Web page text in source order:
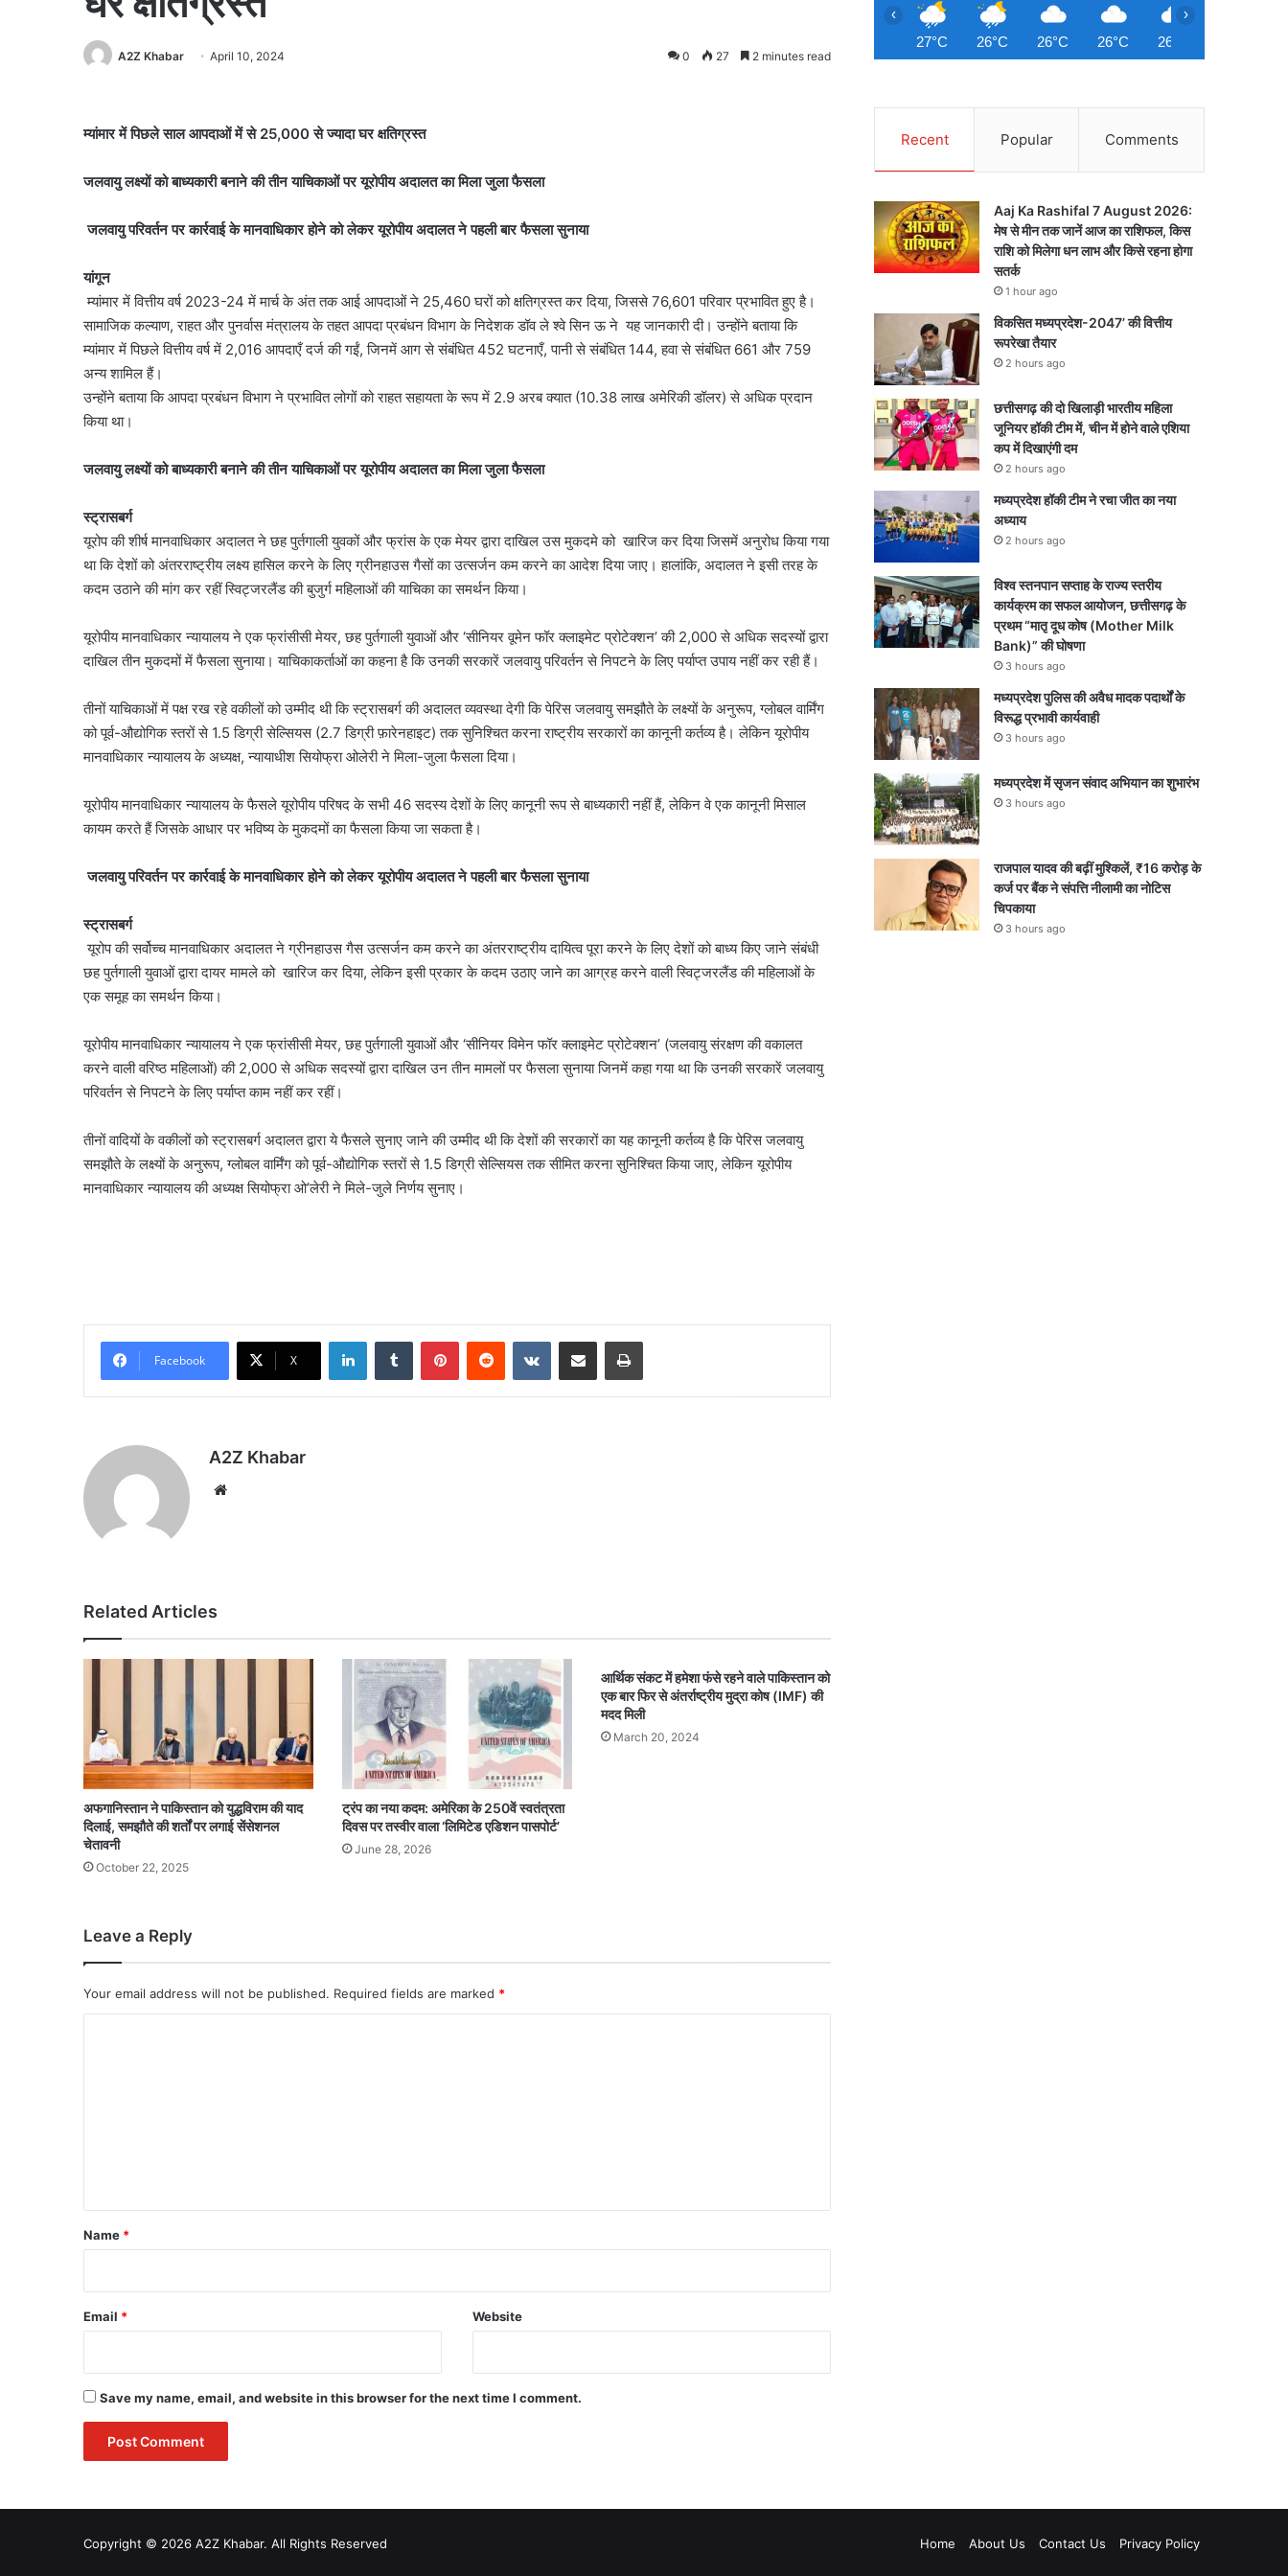
A2Z Khabar April 10, 2024 0 27 2 minutes read
म्यांमार में पिछले साल आपदाओं में से 25,000 से ज्यादा घर क्षतिग्रस्त
जलवायु लक्ष्यों को बाध्यकारी बनाने की तीन याचिकाओं पर यूरोपीय अदालत का मिला जुला फैसला
जलवायु परिवर्तन पर कार्रवाई के मानवाधिकार होने को लेकर यूरोपीय अदालत ने पहली बार फैसला सुनाया
यांगून
म्यांमार में वित्तीय वर्ष 2023-24 में मार्च के अंत तक आई आपदाओं ने 25,460 घरों को क्षतिग्रस्त कर दिया, जिससे 76,601 परिवार प्रभावित हुए है।
सामाजिक कल्याण, राहत और पुनर्वास मंत्रालय के तहत आपदा प्रबंधन विभाग के निदेशक डॉव ले श्वे सिन ऊ ने यह जानकारी दी। उन्होंने बताया कि
म्यांमार में पिछले वित्तीय वर्ष में 2,016 आपदाएँ दर्ज की गईं, जिनमें आग से संबंधित 452 घटनाएँ, पानी से संबंधित 144, हवा से संबंधित 661 और 759
अन्य शामिल हैं।
उन्होंने बताया कि आपदा प्रबंधन विभाग ने प्रभावित लोगों को राहत सहायता के रूप में 2.9 अरब क्यात (10.38 लाख अमेरिकी डॉलर) से अधिक प्रदान
किया था।
जलवायु लक्ष्यों को बाध्यकारी बनाने की तीन याचिकाओं पर यूरोपीय अदालत का मिला जुला फैसला
स्ट्रासबर्ग
यूरोप की शीर्ष मानवाधिकार अदालत ने छह पुर्तगाली युवकों और फ्रांस के एक मेयर द्वारा दाखिल उस मुकदमे को खारिज कर दिया जिसमें अनुरोध किया गया
था कि देशों को अंतरराष्ट्रीय लक्ष्य हासिल करने के लिए ग्रीनहाउस गैसों का उत्सर्जन कम करने का आदेश दिया जाए। हालांकि, अदालत ने इसी तरह के
कदम उठाने की मांग कर रहीं स्विट्जरलैंड की बुजुर्ग महिलाओं की याचिका का समर्थन किया।
यूरोपीय मानवाधिकार न्यायालय ने एक फ्रांसीसी मेयर, छह पुर्तगाली युवाओं और ‘सीनियर वूमेन फॉर क्लाइमेट प्रोटेक्शन’ की 2,000 से अधिक सदस्यों द्वारा
दाखिल तीन मुकदमों में फैसला सुनाया। याचिकाकर्ताओं का कहना है कि उनकी सरकारें जलवायु परिवर्तन से निपटने के लिए पर्याप्त उपाय नहीं कर रही हैं।
तीनों याचिकाओं में पक्ष रख रहे वकीलों को उम्मीद थी कि स्ट्रासबर्ग की अदालत व्यवस्था देगी कि पेरिस जलवायु समझौते के लक्ष्यों के अनुरूप, ग्लोबल वार्मिंग
को पूर्व-औद्योगिक स्तरों से 1.5 डिग्री सेल्सियस (2.7 डिग्री फ़ारेनहाइट) तक सुनिश्चित करना राष्ट्रीय सरकारों का कानूनी कर्तव्य है। लेकिन यूरोपीय
मानवाधिकार न्यायालय के अध्यक्ष, न्यायाधीश सियोफ्रा ओलेरी ने मिला-जुला फैसला दिया।
यूरोपीय मानवाधिकार न्यायालय के फैसले यूरोपीय परिषद के सभी 46 सदस्य देशों के लिए कानूनी रूप से बाध्यकारी नहीं हैं, लेकिन वे एक कानूनी मिसाल
कायम करते हैं जिसके आधार पर भविष्य के मुकदमों का फैसला किया जा सकता है।
जलवायु परिवर्तन पर कार्रवाई के मानवाधिकार होने को लेकर यूरोपीय अदालत ने पहली बार फैसला सुनाया
स्ट्रासबर्ग
यूरोप की सर्वोच्च मानवाधिकार अदालत ने ग्रीनहाउस गैस उत्सर्जन कम करने का अंतरराष्ट्रीय दायित्व पूरा करने के लिए देशों को बाध्य किए जाने संबंधी
छह पुर्तगाली युवाओं द्वारा दायर मामले को खारिज कर दिया, लेकिन इसी प्रकार के कदम उठाए जाने का आग्रह करने वाली स्विट्जरलैंड की महिलाओं के
एक समूह का समर्थन किया।
यूरोपीय मानवाधिकार न्यायालय ने एक फ्रांसीसी मेयर, छह पुर्तगाली युवाओं और ‘सीनियर विमेन फॉर क्लाइमेट प्रोटेक्शन’ (जलवायु संरक्षण की वकालत
करने वाली वरिष्ठ महिलाओं) की 2,000 से अधिक सदस्यों द्वारा दाखिल उन तीन मामलों पर फैसला सुनाया जिनमें कहा गया था कि उनकी सरकारें जलवायु
परिवर्तन से निपटने के लिए पर्याप्त काम नहीं कर रहीं।
तीनों वादियों के वकीलों को स्ट्रासबर्ग अदालत द्वारा ये फैसले सुनाए जाने की उम्मीद थी कि देशों की सरकारों का यह कानूनी कर्तव्य है कि पेरिस जलवायु
समझौते के लक्ष्यों के अनुरूप, ग्लोबल वार्मिंग को पूर्व-औद्योगिक स्तरों से 1.5 डिग्री सेल्सियस तक सीमित करना सुनिश्चित किया जाए, लेकिन यूरोपीय
मानवाधिकार न्यायालय की अध्यक्ष सियोफ्रा ओ’लेरी ने मिले-जुले निर्णय सुनाए।
Facebook X
LinkedInTumblr PinterestReddit VKontakteShare via Email Print
A2Z Khabar
Related Articles
अफगानिस्तान ने पाकिस्तान को युद्धविराम की याद
दिलाई, समझौते की शर्तों पर लगाई सेंसेशनल
चेतावनी
October 22, 2025
ट्रंप का नया कदम: अमेरिका के 250वें स्वतंत्रता
दिवस पर तस्वीर वाला ‘लिमिटेड एडिशन पासपोर्ट’
June 28, 2026
आर्थिक संकट में हमेशा फंसे रहने वाले पाकिस्तान को
एक बार फिर से अंतर्राष्ट्रीय मुद्रा कोष (IMF) की
मदद मिली
March 20, 2024
Leave a Reply
Your email address will not be published. Required fields are marked *
*
Name *
Email * Website
Save my name, email, and website in this browser for the next time I comment.
27°C 26°C 26°C 26°C 26°C
‹ ›
Recent Popular Comments
Aaj Ka Rashifal 7 August 2026:
मेष से मीन तक जानें आज का राशिफल, किस
राशि को मिलेगा धन लाभ और किसे रहना होगा
सतर्क
1 hour ago
विकसित मध्यप्रदेश-2047’ की वित्तीय
रूपरेखा तैयार
2 hours ago
छत्तीसगढ़ की दो खिलाड़ी भारतीय महिला
जूनियर हॉकी टीम में, चीन में होने वाले एशिया
कप में दिखाएंगी दम
2 hours ago
मध्यप्रदेश हॉकी टीम ने रचा जीत का नया
अध्याय
2 hours ago
विश्व स्तनपान सप्ताह के राज्य स्तरीय
कार्यक्रम का सफल आयोजन, छत्तीसगढ़ के
प्रथम “मातृ दूध कोष (Mother Milk
Bank)” की घोषणा
3 hours ago
मध्यप्रदेश पुलिस की अवैध मादक पदार्थों के
विरूद्ध प्रभावी कार्यवाही
3 hours ago
मध्यप्रदेश में सृजन संवाद अभियान का शुभारंभ
3 hours ago
राजपाल यादव की बढ़ीं मुश्किलें, ₹16 करोड़ के
कर्ज पर बैंक ने संपत्ति नीलामी का नोटिस
चिपकाया
3 hours ago
Copyright © 2026 A2Z Khabar. All Rights Reserved Home About Us Contact Us Privacy Policy